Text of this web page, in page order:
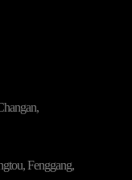
Fenggang,